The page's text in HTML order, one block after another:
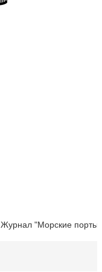
Журнал "Морские порты"